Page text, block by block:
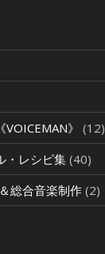
》 (12)
・レシピ集 (40)
総合音楽制作 (2)